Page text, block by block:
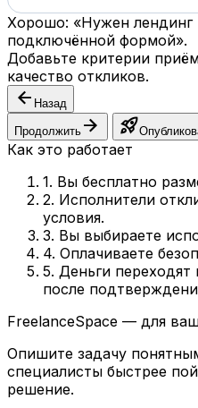
Хорошо: «Нужен лендинг
подключённой формой».
Добавьте критерии
качество откликов.
arrow_back Назад
Продолжить arrow_forward rocket_launch
Как это работает
1. Вы бесплатно
2. Исполнители
условия.
3. Вы выбираете
4. Оплачиваете
5. Деньги
после
FreelanceSpace — для
Опишите задачу
специалисты быстрее
решение.